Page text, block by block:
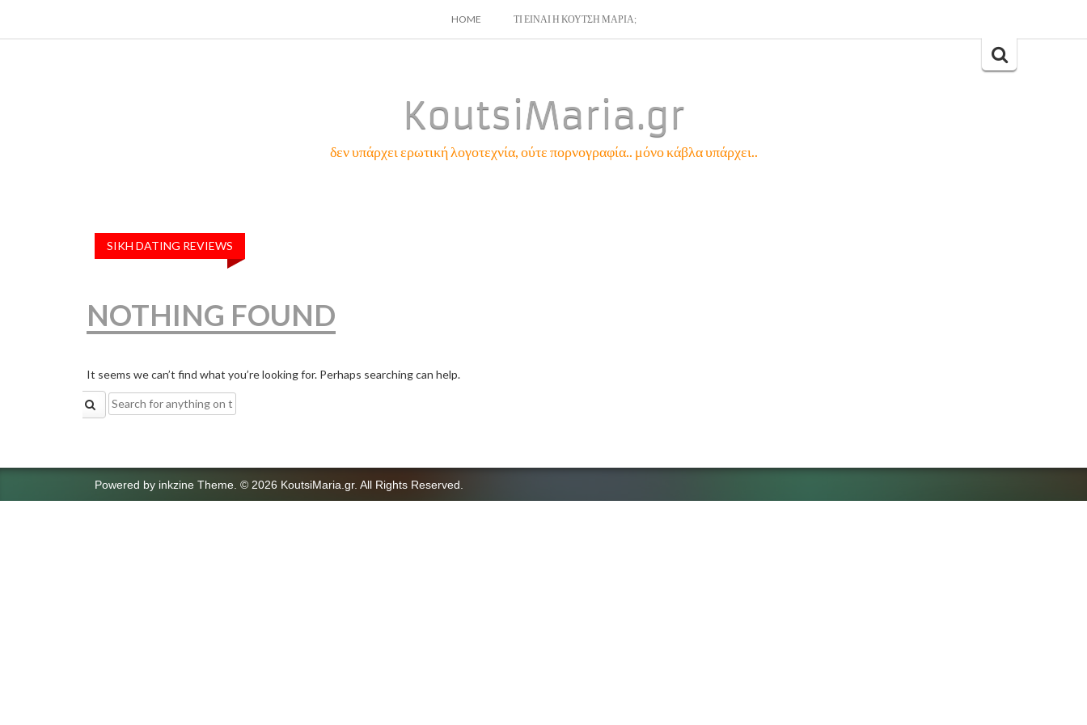
SKIP
HOME ΤΙ ΕΙΝΑΙ Η ΚΟΥΤΣΗ ΜΑΡΙΑ;
Search
KoutsiMaria.gr
δεν υπάρχει ερωτική λογοτεχνία, ούτε πορνογραφία.. μόνο κάβλα υπάρχει..
SIKH DATING REVIEWS
NOTHING FOUND
It seems we can’t find what you’re looking for. Perhaps searching can help.
Search
for:
Powered by inkzine Theme © 2026 KoutsiMaria.gr. All Rights Reserved.